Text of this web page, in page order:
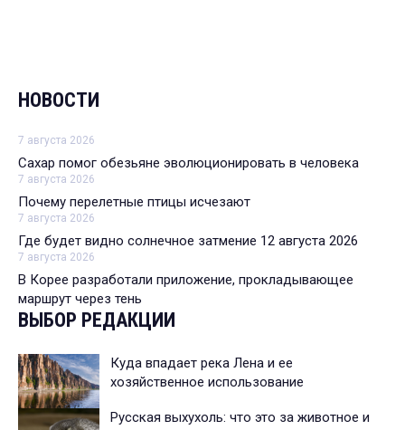
НОВОСТИ
7 августа 2026
Сахар помог обезьяне эволюционировать в человека
7 августа 2026
Почему перелетные птицы исчезают
7 августа 2026
Где будет видно солнечное затмение 12 августа 2026
7 августа 2026
В Корее разработали приложение, прокладывающее
маршрут через тень
ВЫБОР РЕДАКЦИИ
Куда впадает река Лена и ее
хозяйственное использование
Русская выхухоль: что это за животное и